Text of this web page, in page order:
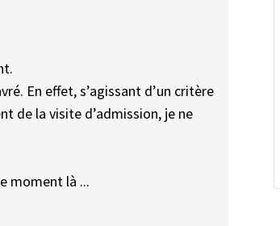
En effet, s’agissant d’un critère
de la visite d’admission, je ne
moment là ...